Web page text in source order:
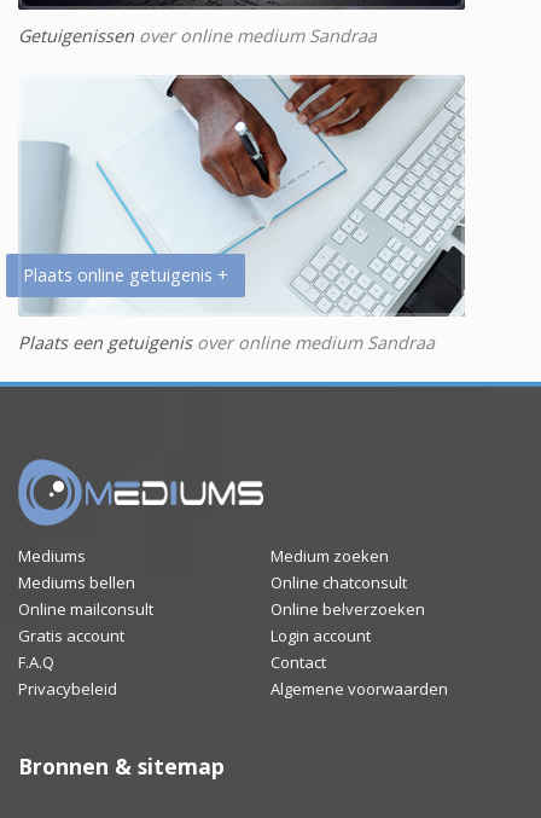
Getuigenissen over online medium Sandraa
Plaats online getuigenis +
Plaats een getuigenisover online medium Sandraa
Mediums
Medium zoeken
Mediums bellen
Online chatconsult
Online mailconsult
Online belverzoeken
Gratis account
Login account
F.A.Q
Contact
Privacybeleid
Algemene voorwaarden
Bronnen & sitemap